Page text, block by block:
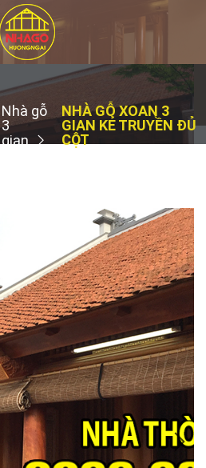
Nhà gỗ
3
gian
NHÀ GỖ XOAN 3
GIAN KẺ TRUYỀN ĐỦ
CỘT